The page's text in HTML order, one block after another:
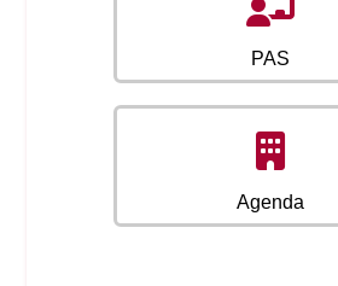
Comunicación Audiovisual
PeriodismoSecretaría Virtual
PAS
Agenda